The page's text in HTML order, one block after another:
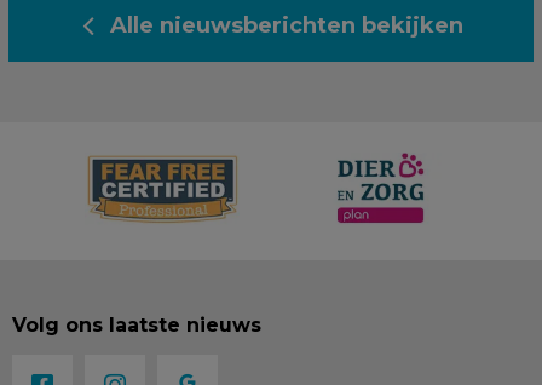
Alle nieuwsberichten bekijken
Volg ons laatste nieuws